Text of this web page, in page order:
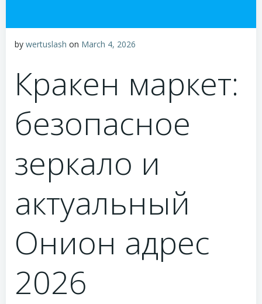
by wertuslash on March 4, 2026
Кракен маркет:
безопасное
зеркало и
актуальный
Онион адрес
2026